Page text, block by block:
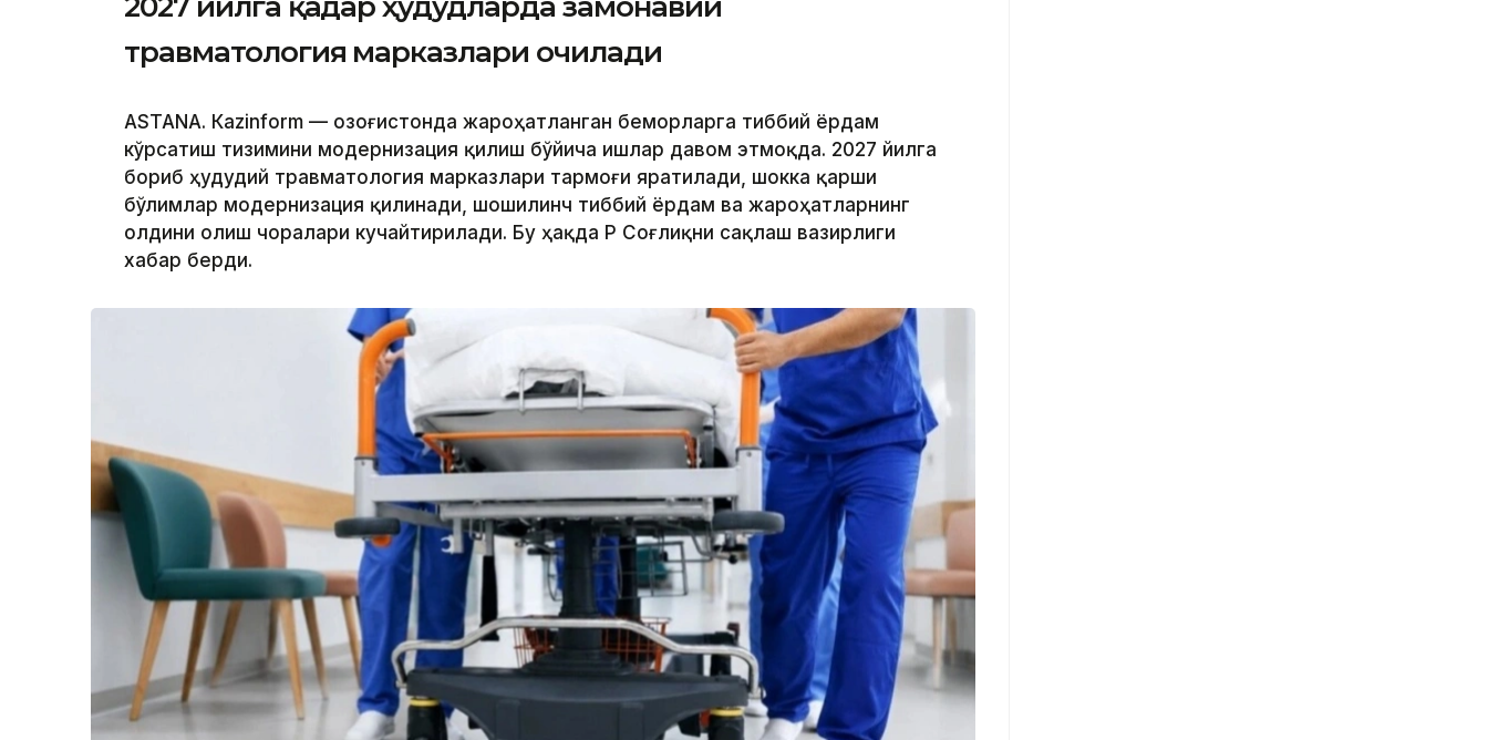
травматология марказлари очилади
ASTANА. Кazinform — Қозоғистонда жароҳатланган беморларга тиббий ёрдам
кўрсатиш тизимини модернизация қилиш бўйича ишлар давом этмоқда. 2027 йилга
бориб ҳудудий травматология марказлари тармоғи яратилади, шокка қарши
бўлимлар модернизация қилинади, шошилинч тиббий ёрдам ва жароҳатларнинг
олдини олиш чоралари кучайтирилади. Бу ҳақда ҚР Соғлиқни сақлаш вазирлиги
хабар берди.